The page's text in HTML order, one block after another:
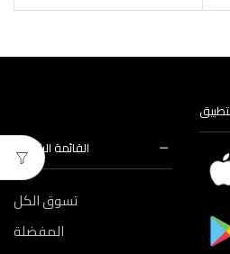
القائمة الرئيسية
تسوق الكل
المفضلة